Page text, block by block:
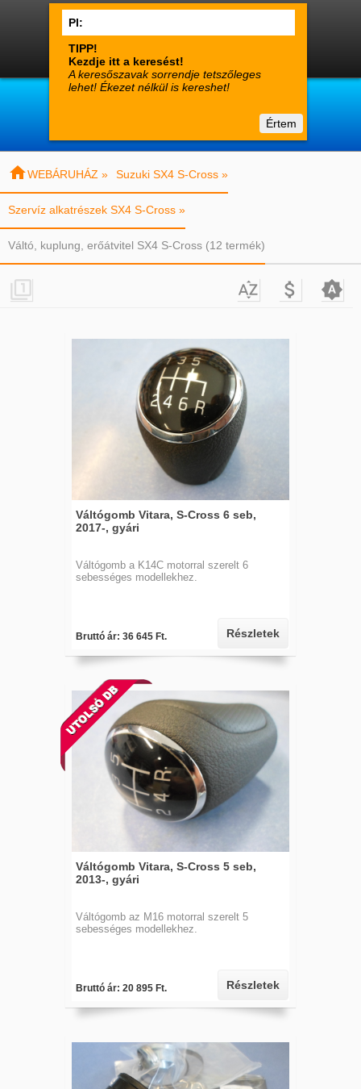
 suzuki-alkatreszek.hu
Kapcsolat
Értem
Termékek 
WEBÁRUHÁZ » Suzuki SX4 S-Cross »
Szervíz alkatrészek SX4 S-Cross »
Váltó, kuplung, erőátvitel SX4 S-Cross (12 termék)
   
Váltógomb Vitara, S-Cross 6 seb,
2017-, gyári
Váltógomb a K14C motorral szerelt 6
sebességes modellekhez.
Bruttó ár: 36 645 Ft. Részletek
Váltógomb Vitara, S-Cross 5 seb,
2013-, gyári
Váltógomb az M16 motorral szerelt 5
sebességes modellekhez.
Bruttó ár: 20 895 Ft. Részletek